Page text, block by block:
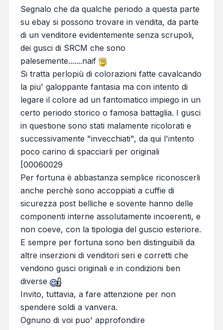
Segnalo che da qualche periodo a questa parte
su ebay si possono trovare in vendita, da parte
di un venditore evidentemente senza scrupoli,
dei gusci di SRCM che sono
palesemente.......naif
Si tratta perlopiù di colorazioni fatte cavalcando
la piu' galoppante fantasia ma con intento di
legare il colore ad un fantomatico impiego in un
certo periodo storico o famosa battaglia. I gusci
in questione sono stati malamente ricolorati e
successivamente "invecchiati", da qui l'intento
poco carino di spacciarli per originali
[00060029
Per fortuna è abbastanza semplice riconoscerli
anche perchè sono accoppiati a cuffie di
sicurezza post belliche e sovente hanno delle
componenti interne assolutamente incoerenti, e
non coeve, con la tipologia del guscio esteriore.
E sempre per fortuna sono ben distinguibili da
altre inserzioni di venditori seri e corretti che
vendono gusci originali e in condizioni ben
diverse
Invito, tuttavia, a fare attenzione per non
spendere soldi a vanvera.
Ognuno di voi puo' approfondire